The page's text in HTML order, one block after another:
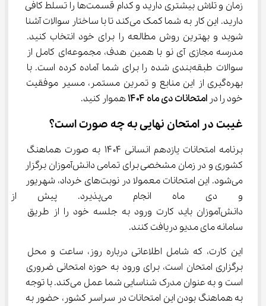
زمان و تلاش بیشتری دارید و کدام قسمت‌ها را تسلط کافی
دارید. این کار به شما کمک می‌کند تا با ساختار سوالات آشنا
شوید و بهترین روش مطالعه را برای خود انتخاب کنید.
مدرسه مجازی آی نو با همین هدف، مجموعه‌ای کامل از
سوالات طبقه‌بندی شده را برای شما آماده کرده است. با
بهره‌گیری از این منابع و تمرین مستمر، مسیر موفقیت
خود را در امتحانات دی ماه ۱۴۰۴ هموار کنید.
غیبت در امتحان نهایی به چه صورت است؟
برنامه امتحانات یازدهم انسانی ۱۴۰۴ به صورت هماهنگ
کشوری و در زمان مشخصی برای تمامی دانش‌آموزان برگزار
می‌شود. این امتحانات معمولا در نوبت‌های خرداد، شهریور
و دی ماه انجام می‌پذیرد.
دانش‌آموزان باید کارت ورود به جلسه خود را از طریق
سامانه مای مدیو دریافت کنند.
این کارت، که شامل اطلاعاتی درباره روز، ساعت و محل
برگزاری امتحان است، برای ورود به حوزه امتحانی ضروری
است و به عنوان مدرک شناسایی شما عمل می‌کند. با توجه
به هماهنگ بودن این امتحانات در سراسر کشور، حضور به